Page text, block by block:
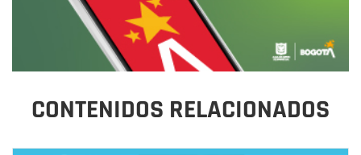
CONTENIDOS RELACIONADOS